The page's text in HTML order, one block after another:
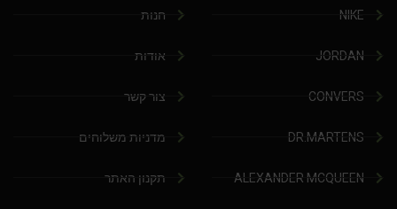
NIKE
JORDAN
CONVERS
DR.MARTENS
ALEXANDER MCQUEEN
חנות
אודות
צור קשר
מדניות משלוחים
תקנון האתר